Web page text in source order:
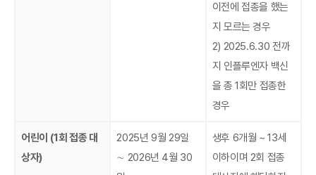
이전에 접종을 했는
지 모르는 경우
2) 2025.6.30 전까
지 인플루엔자 백신
을 총 1회만 접종한
경우
어린이 (1회 접종 대
상자)
2025년 9월 29일
∼ 2026년 4월 30
생후 6개월 ~ 13세
이하이며 2회 접종